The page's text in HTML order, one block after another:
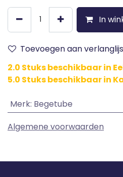
In
Toevoegen aan
2.0 Stuks beschikbaar in
5.0 Stuks beschikbaar in
Merk: Begetube
Algemene voorwaarden